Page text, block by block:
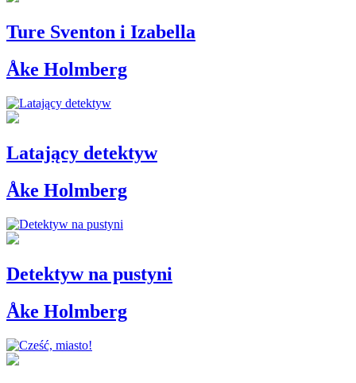
Ture Sventon i Izabella
Åke Holmberg
Latający detektyw
Åke Holmberg
Detektyw na pustyni
Åke Holmberg